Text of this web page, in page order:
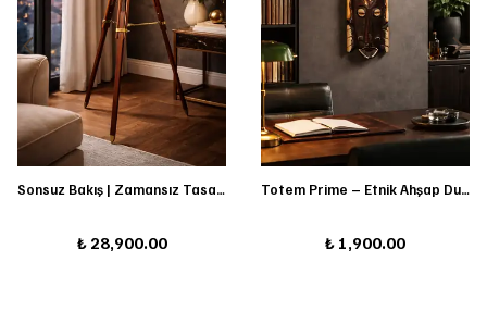
Sonsuz Bakış | Zamansız Tasarım
₺ 28,900.00
Totem Prime – Etnik Ahşap Duvar Maskı
₺ 1,900.00